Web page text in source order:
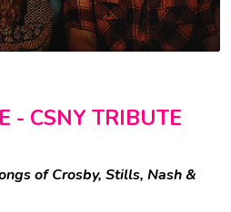
- CSNY TRIBUTE
of Crosby, Stills, Nash &